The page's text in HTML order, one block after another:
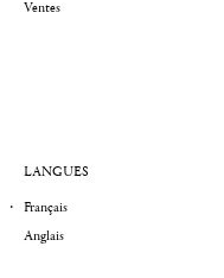
Ventes
LANGUES
Français
Anglais